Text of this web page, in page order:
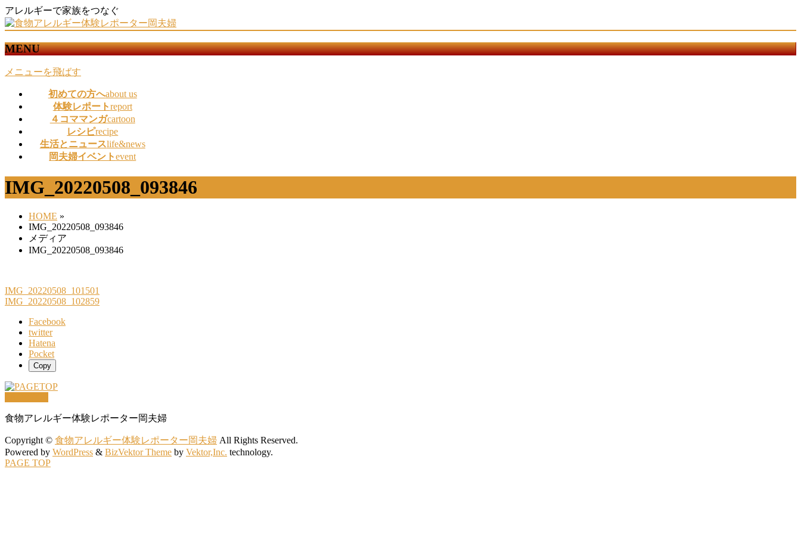
アレルギーで家族をつなぐ
MENU
メニューを飛ばす
初めての方へabout us
体験レポートreport
４コママンガcartoon
レシピrecipe
生活とニュースlife&news
岡夫婦イベントevent
IMG_20220508_093846
HOME »
IMG_20220508_093846
メディア
IMG_20220508_093846
IMG_20220508_101501
IMG_20220508_102859
Facebook
twitter
Hatena
Pocket
Copy
食物アレルギー体験レポーター岡夫婦
Copyright © 食物アレルギー体験レポーター岡夫婦 All Rights Reserved.
Powered by WordPress & BizVektor Theme by Vektor,Inc. technology.
PAGE TOP